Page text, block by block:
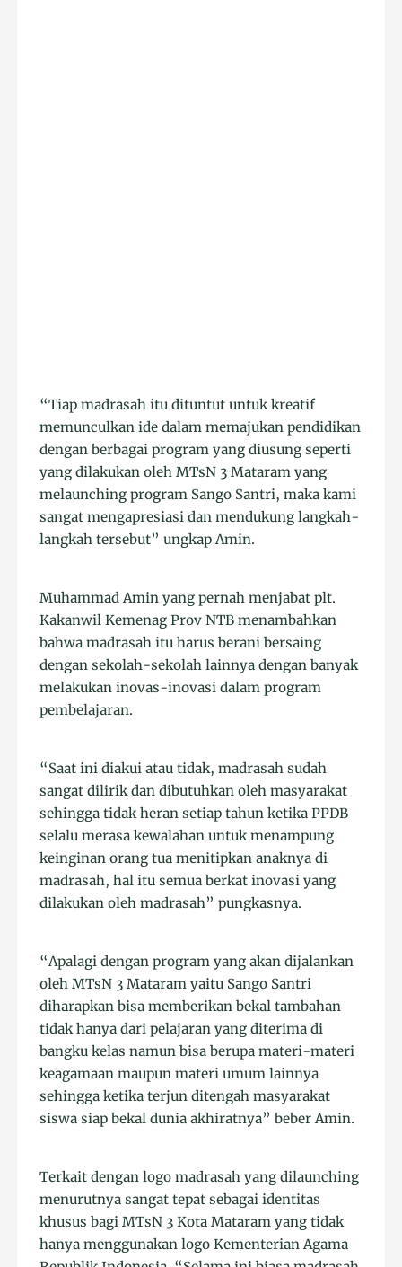
“Tiap madrasah itu dituntut untuk kreatif
memunculkan ide dalam memajukan pendidikan
dengan berbagai program yang diusung seperti
yang dilakukan oleh MTsN 3 Mataram yang
melaunching program Sango Santri, maka kami
sangat mengapresiasi dan mendukung langkah-
langkah tersebut” ungkap Amin.
Muhammad Amin yang pernah menjabat plt.
Kakanwil Kemenag Prov NTB menambahkan
bahwa madrasah itu harus berani bersaing
dengan sekolah-sekolah lainnya dengan banyak
melakukan inovas-inovasi dalam program
pembelajaran.
“Saat ini diakui atau tidak, madrasah sudah
sangat dilirik dan dibutuhkan oleh masyarakat
sehingga tidak heran setiap tahun ketika PPDB
selalu merasa kewalahan untuk menampung
keinginan orang tua menitipkan anaknya di
madrasah, hal itu semua berkat inovasi yang
dilakukan oleh madrasah” pungkasnya.
“Apalagi dengan program yang akan dijalankan
oleh MTsN 3 Mataram yaitu Sango Santri
diharapkan bisa memberikan bekal tambahan
tidak hanya dari pelajaran yang diterima di
bangku kelas namun bisa berupa materi-materi
keagamaan maupun materi umum lainnya
sehingga ketika terjun ditengah masyarakat
siswa siap bekal dunia akhiratnya” beber Amin.
Terkait dengan logo madrasah yang dilaunching
menurutnya sangat tepat sebagai identitas
khusus bagi MTsN 3 Kota Mataram yang tidak
hanya menggunakan logo Kementerian Agama